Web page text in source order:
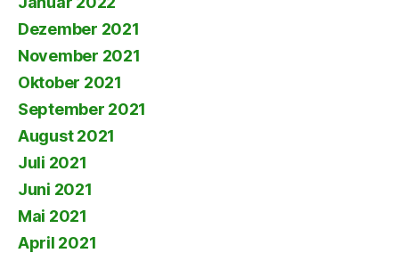
Dezember 2021
November 2021
Oktober 2021
September 2021
August 2021
Juli 2021
Juni 2021
Mai 2021
April 2021